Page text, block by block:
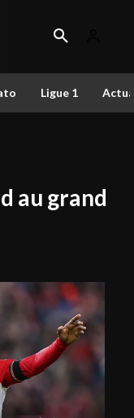
Ligue 1
au grand